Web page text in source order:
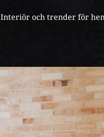
Interiör och trender för